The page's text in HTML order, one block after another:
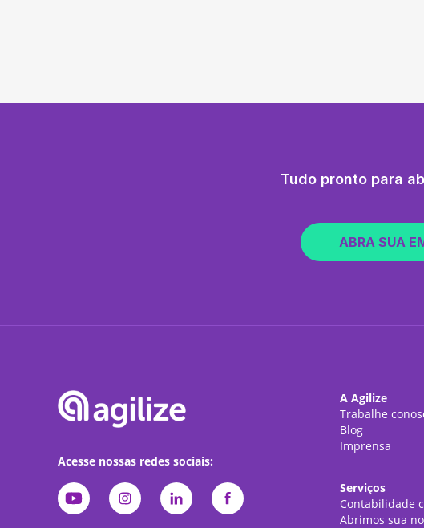
Tudo pronto para
ABRA SUA
Acesse nossas redes sociais:
A Agilize
Trabalhe
Blog
Imprensa
Serviços
Contabilidade
Abrimos sua